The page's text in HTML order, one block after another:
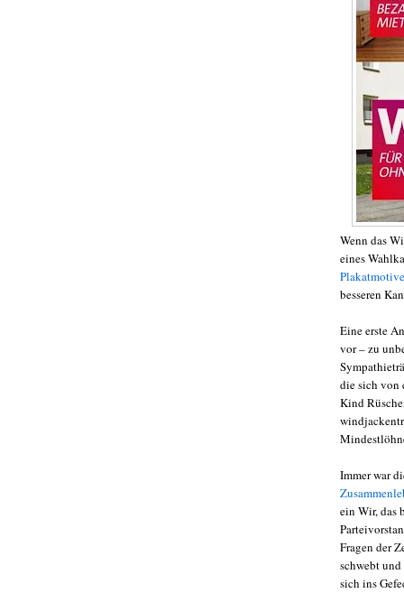
Wenn das
eines
besseren
Eine erste
vor – zu
die sich von
Kind
Immer war
ein Wir, das
Fragen der
schwebt
sich ins